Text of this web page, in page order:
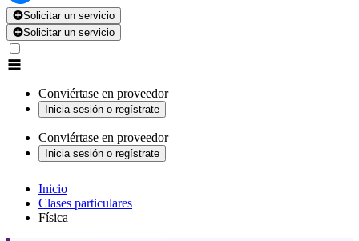
Solicitar un servicio
Solicitar un servicio
Conviértase en proveedor
Inicia sesión o regístrate
Conviértase en proveedor
Inicia sesión o regístrate
Inicio
Clases particulares
Física